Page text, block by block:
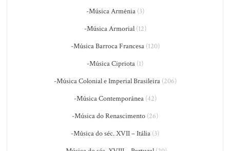
-Música Armênia(3)
-Música Armorial(12)
-Música Barroca Francesa(120)
-Música Cipriota (1)
-Música Colonial e Imperial Brasileira(206)
-Música Contemporânea(42)
-Música do Renascimento (26)
-Música do séc. XVII – Itália (3)